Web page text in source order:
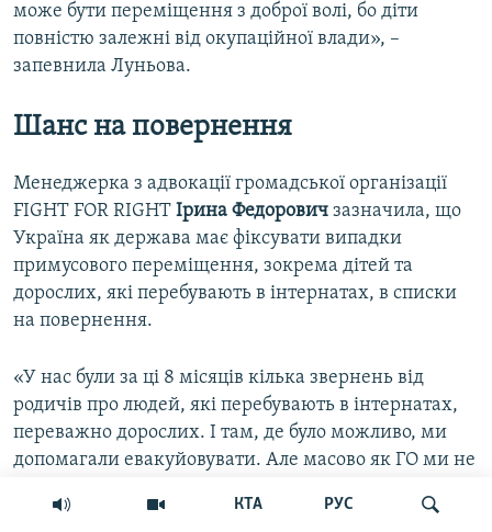
КТА РУС
може бути переміщення з доброї волі, бо діти
повністю залежні від окупаційної влади», –
запевнила Луньова.
Шанс на повернення
Менеджерка з адвокації громадської організації
FIGHT FOR RIGHT Ірина Федорович зазначила, що
Україна як держава має фіксувати випадки
примусового переміщення, зокрема дітей та
дорослих, які перебувають в інтернатах, в списки
на повернення.
«У нас були за ці 8 місяців кілька звернень від
родичів про людей, які перебувають в інтернатах,
переважно дорослих. І там, де було можливо, ми
допомагали евакуйовувати. Але масово як ГО ми не
окупованих територіях», – повідомила менеджерка